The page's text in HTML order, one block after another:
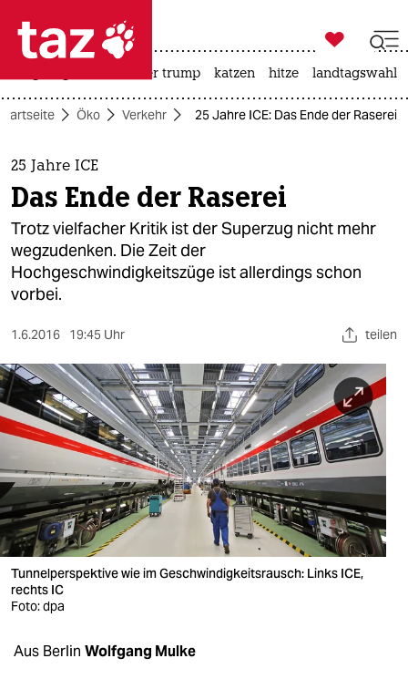
 taz zahl ich
taz zahl ich
themen
politik
öko
gesellschaft
kultur
sport
berlin
nord
wahrheit
verlag
verlag
veranstaltungen

taz zahl ich
usa unter trump katzen hitze landtagswahl
Öko Verkehr 25 Jahre ICE: Das Ende der Raserei
25 Jahre ICE
Das Ende der Raserei
Trotz vielfacher Kritik ist der Superzug nicht mehr
wegzudenken. Die Zeit der
Hochgeschwindigkeitszüge ist allerdings schon
vorbei.
1.6.2016 19:45 Uhr teilen
Tunnelperspektive wie im Geschwindigkeitsrausch: Links ICE,
rechts IC
Foto: dpa
Aus Berlin Wolfgang Mulke